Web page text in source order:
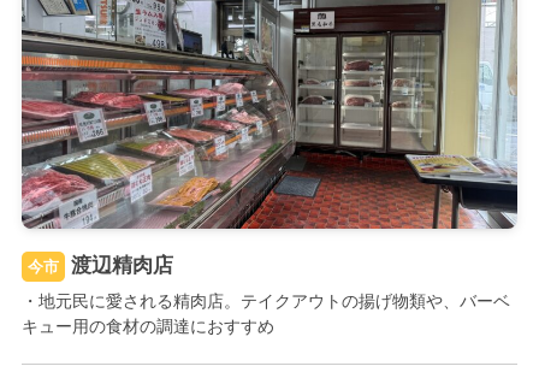
今市 渡辺精肉店
・地元民に愛される精肉店。テイクアウトの揚げ物類や、バーベ
キュー用の食材の調達におすすめ